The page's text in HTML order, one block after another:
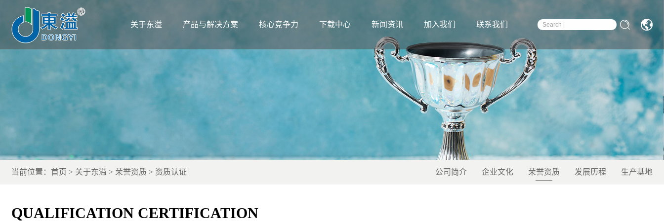
关于东溢 产品与解决方案 核心竞争力 下载中心 新闻资讯 加入我们 联系我们
当前位置： 首页 关于东溢 荣誉资质 资质认证 公司简介 企业文化 荣誉资质 发展历程 生产基地
QUALIFICATION CERTIFICATION